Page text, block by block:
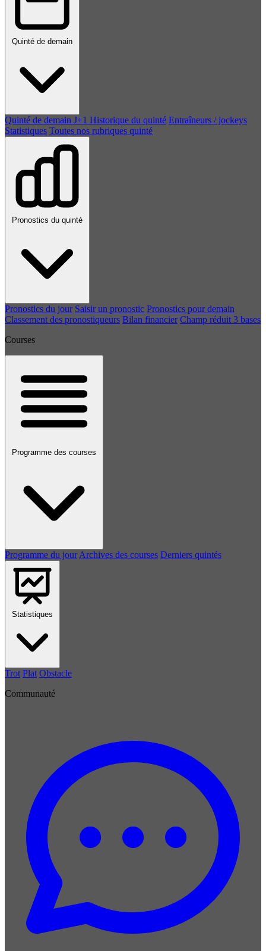
Quinté de demain
Quinté de demain J+1 Historique du quinté Entraîneurs / jockeys
Statistiques Toutes nos rubriques quinté
Pronostics du quinté
Pronostics du jour Saisir un pronostic Pronostics pour demain
Classement des pronostiqueurs Bilan financier Champ réduit 3 bases
Courses
Programme des courses
Programme du jour Archives des courses Derniers quintés
Statistiques
Trot Plat Obstacle
Communauté